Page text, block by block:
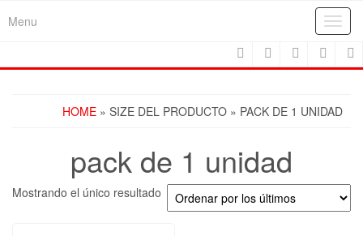
Menu
HOME » SIZE DEL PRODUCTO » PACK DE 1 UNIDAD
pack de 1 unidad
Mostrando el único resultado